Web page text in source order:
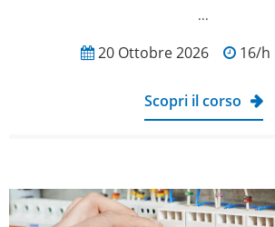
...
20 Ottobre 2026 16/h
Scopri il corso